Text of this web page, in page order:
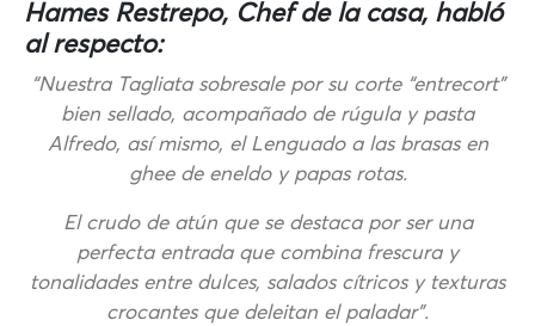
Hames Restrepo, Chef de la casa, habló
al respecto:
“Nuestra Tagliata sobresale por su corte “entrecort”
bien sellado, acompañado de rúgula y pasta
Alfredo, así mismo, el Lenguado a las brasas en
ghee de eneldo y papas rotas.
El crudo de atún que se destaca por ser una
perfecta entrada que combina frescura y
tonalidades entre dulces, salados cítricos y texturas
crocantes que deleitan el paladar”.